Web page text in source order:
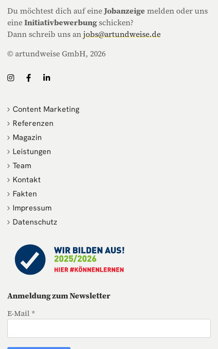
Du möchtest dich auf eineJobanzeige melden oder uns
eineInitiativbewerbungschicken?
Dann schreib uns anjobs@artundweise.de
© artundweise GmbH, 2026
Content Marketing
Referenzen
Magazin
Leistungen
Team
Kontakt
Fakten
Impressum
Datenschutz
Anmeldung zum Newsletter
E-Mail *